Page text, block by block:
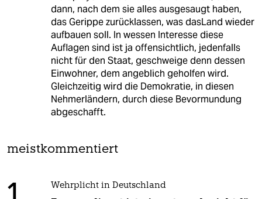
dann, nach dem sie alles ausgesaugt haben,
das Gerippe zurücklassen, was dasLand wieder
aufbauen soll. In wessen Interesse diese
Auflagen sind ist ja offensichtlich, jedenfalls
nicht für den Staat, geschweige denn dessen
Einwohner, dem angeblich geholfen wird.
Gleichzeitig wird die Demokratie, in diesen
Nehmerländern, durch diese Bevormundung
abgeschafft.
meistkommentiert
Wehrplicht in Deutschland